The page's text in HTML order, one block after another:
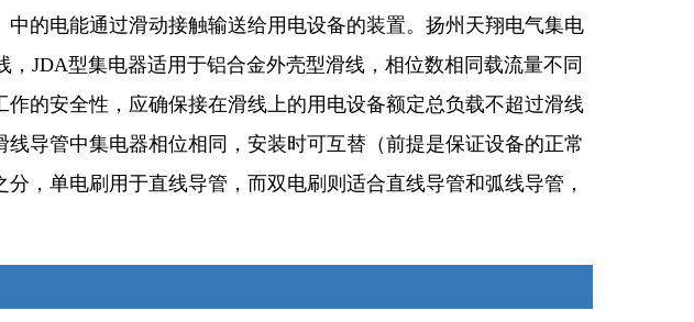
的电能通过滑动接触输送给用电设备的装置。扬州天翔电气集电
JDA型集电器适用于铝合金外壳型滑线，相位数相同载流量不同
的安全性，应确保接在滑线上的用电设备额定总负载不超过滑线
导管中集电器相位相同，安装时可互替（前提是保证设备的正常
，单电刷用于直线导管，而双电刷则适合直线导管和弧线导管，